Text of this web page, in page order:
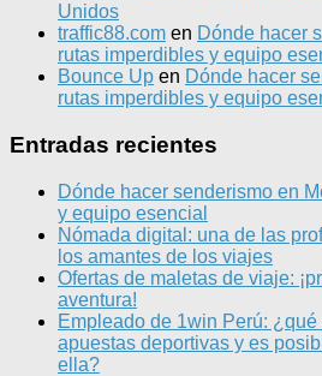
Unidos
traffic88.com en Dónde hacer
rutas imperdibles y equipo
Bounce Up en Dónde hacer
rutas imperdibles y equipo
Entradas recientes
Dónde hacer senderismo en
y equipo esencial
Nómada digital: una de las
los amantes de los viajes
Ofertas de maletas de viaje:
aventura!
Empleado de 1win Perú:
apuestas deportivas y es
ella?